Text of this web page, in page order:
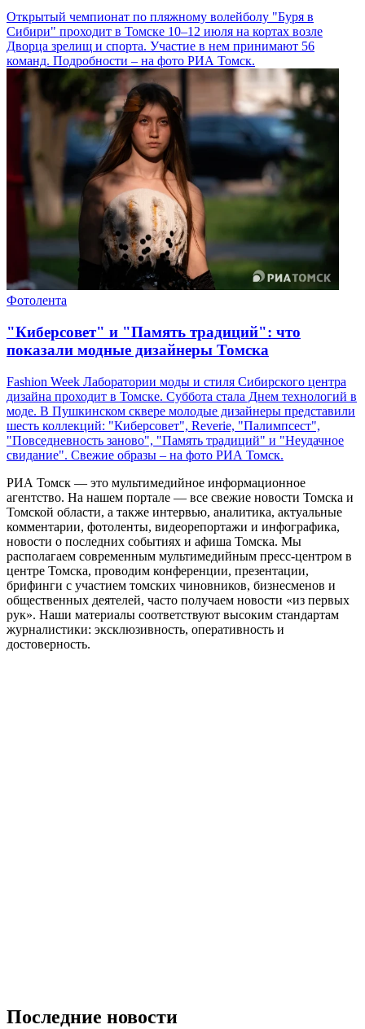
Открытый чемпионат по пляжному волейболу "Буря в
Сибири" проходит в Томске 10–12 июля на кортах возле
Дворца зрелищ и спорта. Участие в нем принимают 56
команд. Подробности – на фото РИА Томск.
Фотолента
"Киберсовет" и "Память традиций": что
показали модные дизайнеры Томска
Fashion Week Лаборатории моды и стиля Сибирского центра
дизайна проходит в Томске. Суббота стала Днем технологий в
моде. В Пушкинском сквере молодые дизайнеры представили
шесть коллекций: "Киберсовет", Reverie, "Палимпсест",
"Повседневность заново", "Память традиций" и "Неудачное
свидание". Свежие образы – на фото РИА Томск.
РИА Томск — это мультимедийное информационное
агентство. На нашем портале — все свежие новости Томска и
Томской области, а также интервью, аналитика, актуальные
комментарии, фотоленты, видеорепортажи и инфографика,
новости о последних событиях и афиша Томска. Мы
располагаем современным мультимедийным пресс-центром в
центре Томска, проводим конференции, презентации,
брифинги с участием томских чиновников, бизнесменов и
общественных деятелей, часто получаем новости «из первых
рук». Наши материалы соответствуют высоким стандартам
журналистики: эксклюзивность, оперативность и
достоверность.
Последние новости